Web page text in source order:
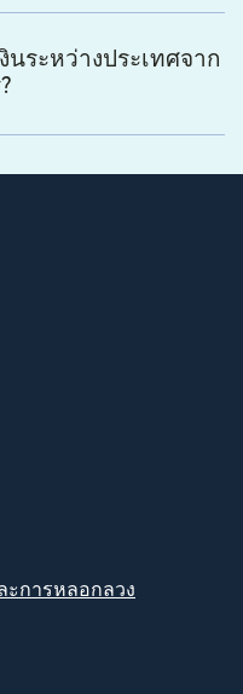
ระหว่างประเทศจาก
ะการหลอกลวง